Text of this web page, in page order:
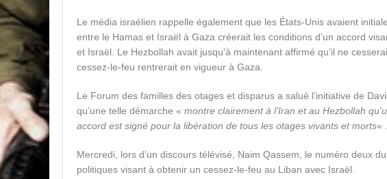
Le média israélien rappelle également que les États-Unis avaient
entre le Hamas et Israël à Gaza créerait les conditions d’un accord
et Israël. Le Hezbollah avait jusqu’à maintenant affirmé qu’il ne
cessez-le-feu rentrerait en vigueur à Gaza.
Le Forum des familles des otages et disparus a salué l’initiative de
qu’une telle démarche « montre clairement à l’Iran et au Hezbollah
accord est signé pour la libération de tous les otages vivants et morts« .
Mercredi, lors d’un discours télévisé, Naim Qassem, le numéro deux
politiques visant à obtenir un cessez-le-feu au Liban avec Israël.